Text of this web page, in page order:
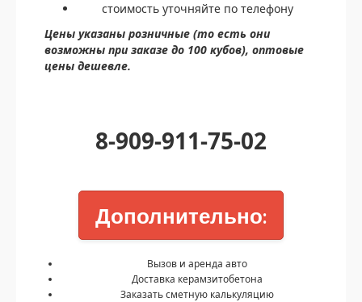
стоимость уточняйте по телефону
Цены указаны розничные (то есть они
возможны при заказе до 100 кубов), оптовые
цены дешевле.
8-909-911-75-02
Дополнительно:
Вызов и аренда авто
Доставка керамзитобетона
Заказать сметную калькуляцию